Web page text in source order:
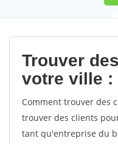
Trouver
votre ville :
Comment trouver des
trouver des clients
tant qu'entreprise du